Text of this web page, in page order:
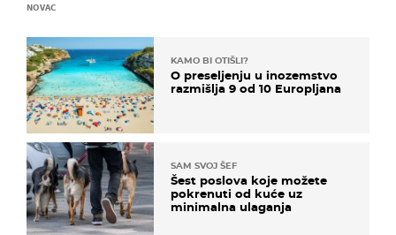
NOVAC
KAMO BI OTIŠLI?
O preseljenju u inozemstvo
razmišlja 9 od 10 Europljana
SAM SVOJ ŠEF
Šest poslova koje možete
pokrenuti od kuće uz
minimalna ulaganja